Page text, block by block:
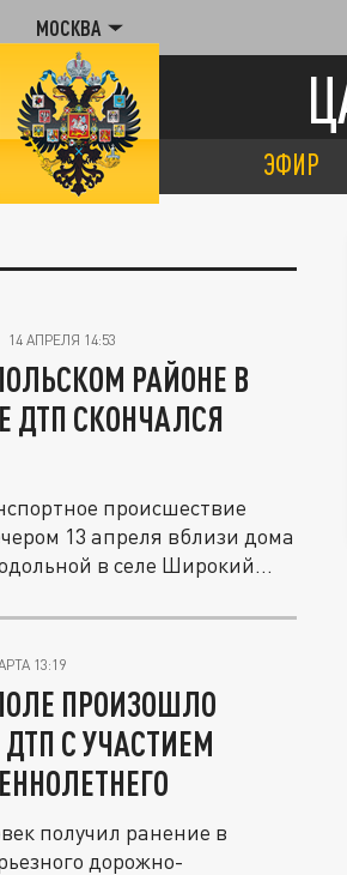
МОСКВА
ЭФИР
14 АПРЕЛЯ 14:53
РАЙОНЕ В
ДТП СКОНЧАЛСЯ
происшествие
13 апреля вблизи дома
в селе Широкий...
13:19
ПРОИЗОШЛО
ДТП С УЧАСТИЕМ
получил ранение в
дорожно-